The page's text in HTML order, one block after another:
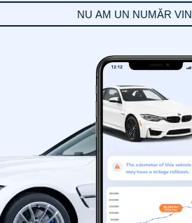
NU AM UN NUMĂR VIN